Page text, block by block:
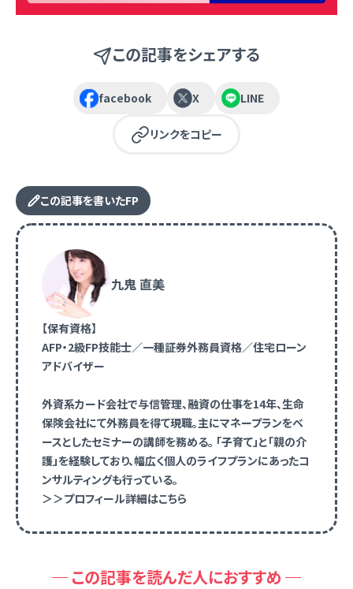
この記事をシェアする
facebook X LINE
リンクをコピー
この記事を書いたFP
九鬼 直美
【保有資格】
AFP・2級FP技能士／一種証券外務員資格／住宅ローン
アドバイザー
外資系カード会社で与信管理、融資の仕事を14年、生命
保険会社にて外務員を得て現職。主にマネープランをベ
ースとしたセミナーの講師を務める。 「子育て」と「親の介
護」を経験しており、幅広く個人のライフプランにあったコ
ンサルティングも行っている。
＞＞プロフィール詳細はこちら
この記事を読んだ人におすすめ